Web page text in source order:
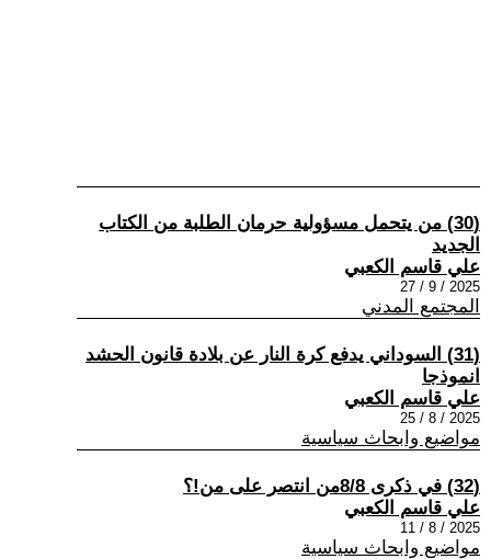
(30) من يتحمل مسؤولية حرمان الطلبة من الكتاب
الجديد
علي قاسم الكعبي
2025 / 9 / 27
المجتمع المدني
(31) السوداني يدفع كرة النار عن بلادة قانون الحشد
انموذجا
علي قاسم الكعبي
2025 / 8 / 25
مواضيع وابحاث سياسية
(32) في ذكرى 8/8من انتصر على من!؟
علي قاسم الكعبي
2025 / 8 / 11
مواضيع وابحاث سياسية